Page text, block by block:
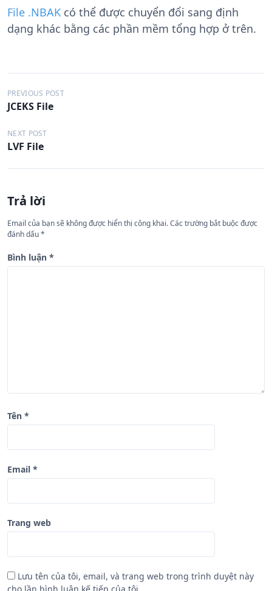
File .NBAK có thể được chuyển đổi sang định
dạng khác bằng các phần mềm tổng hợp ở trên.
Đ
i
ề
u
h
ớ
n
g
b
PREVIOUS POST
JCEKS File
NEXT POST
LVF File
Trả lời
Email của bạn sẽ không được hiển thị công khai.Các trường bắt buộc được
đánh dấu*
Bình luận *
Tên *
Email *
Trang web
Lưu tên của tôi, email, và trang web trong trình duyệt này